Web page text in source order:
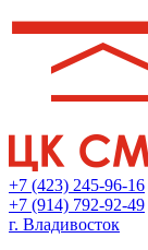
+7 (423) 245-96-16
+7 (914) 792-92-49
г. Владивосток